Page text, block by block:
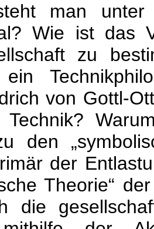
man unter
Wie ist das
zu
ein
von Gottl-
Technik?
den
der
Theorie“
die